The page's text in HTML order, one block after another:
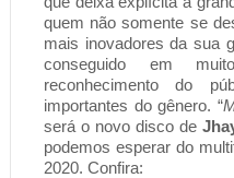
quem não somente se
mais inovadores da sua
conseguido em
reconhecimento do
importantes do gênero. “
será o novo disco de
podemos esperar do
2020. Confira: